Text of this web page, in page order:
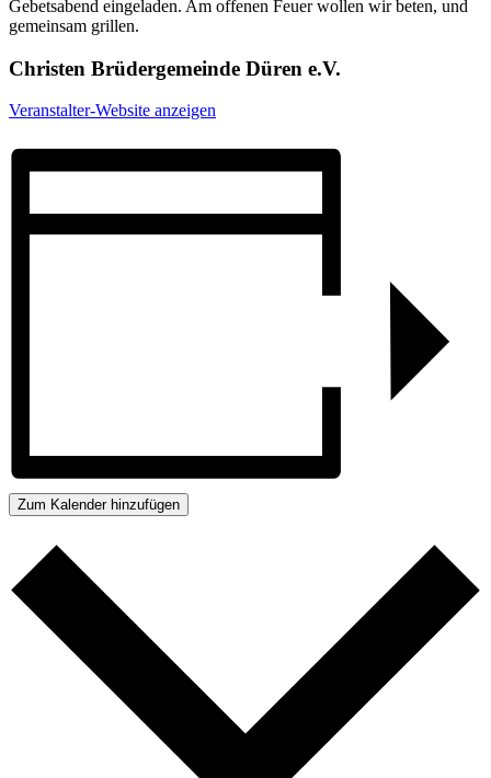
Gebetsabend eingeladen. Am offenen Feuer wollen wir beten, und
gemeinsam grillen.
Christen Brüdergemeinde Düren e.V.
Veranstalter-Website anzeigen
Zum Kalender hinzufügen